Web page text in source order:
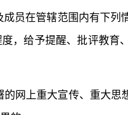
员在管辖范围内有下列
，给予提醒、批评教育
网上重大宣传、重大思